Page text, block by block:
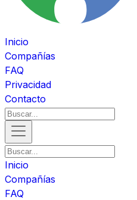
Inicio
Compañías
FAQ
Privacidad
Contacto
Inicio
Compañías
FAQ